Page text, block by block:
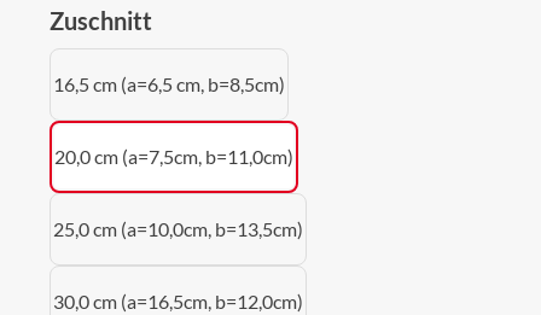
Zuschnitt
16,5 cm (a=6,5 cm, b=8,5cm)
20,0 cm (a=7,5cm, b=11,0cm)
25,0 cm (a=10,0cm, b=13,5cm)
30,0 cm (a=16,5cm, b=12,0cm)